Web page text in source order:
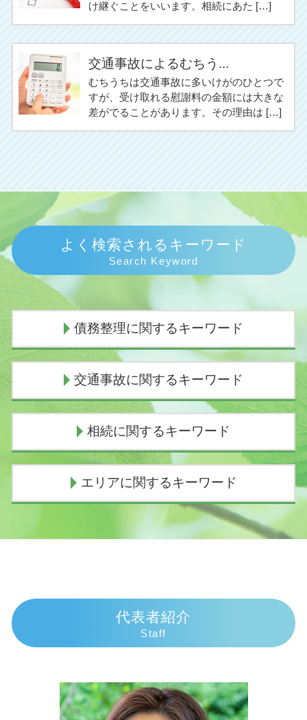
け継ぐことをいいます。相続にあた […]
交通事故によるむちう...
むちうちは交通事故に多いけがのひとつで
すが、受け取れる慰謝料の金額には大きな
差がでることがあります。その理由は […]
よく検索されるキーワード
Search Keyword
債務整理に関するキーワード
ヤミ金被害
任意整理 期間
任意整理 流れ
任意整理 弁護士 選び方
任意整理 ブラックリスト
民事再生 流れ
任意整理 期間延長
任意整理 意味ない
任意整理中 借入
交通事故に関するキーワード
慰謝料相場 事故
死亡事故 賠償金
交通事故 弁護士 示談交渉 期間
人身事故とは
物損事故 警察呼ばなかった 後日
交通事故 過失割合9対1
損害賠償請求 時効
交通事故 慰謝料むちうち
死亡事故加害者
相続に関するキーワード
相続 順位 配偶者なし
祖母 遺産相続 孫
遺産相続 順位
遺産相続 いつまで
成年後見申立 必要書類
代襲相続 相続放棄
相続放棄 できない
エリアに関するキーワード
相続 弁護士 富士市
債務整理 弁護士 伊東市
相続 弁護士 熱海市
交通事故 弁護士 沼津市
交通事故 弁護士 伊豆市
代表者紹介
Staff